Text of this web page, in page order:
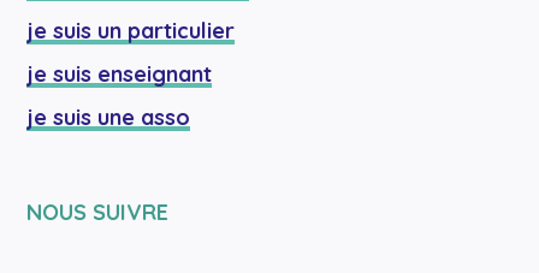
je suis un particulier
je suis enseignant
je suis une asso
NOUS SUIVRE